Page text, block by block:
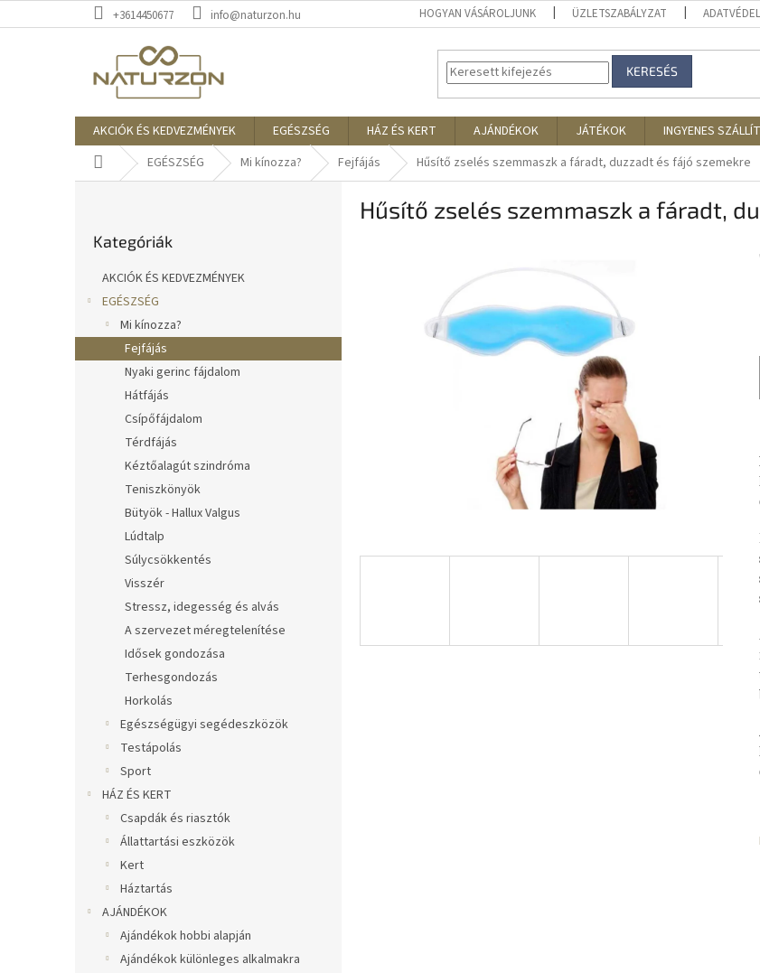
a
+3614450677 info@naturzon.hu HOGYAN VÁSÁROLJUNK ÜZLETSZABÁLYZAT
KERESÉS
AKCIÓK ÉS KEDVEZMÉNYEK EGÉSZSÉG HÁZ ÉS KERT AJÁNDÉKOK JÁTÉKOK INGYENES
KezdőlapEGÉSZSÉG Mi kínozza? Fejfájás Hűsítő zselés szemmaszk a fáradt, duzzadt és fájó szemekre
átugrása
Kategóriák
AKCIÓK ÉS KEDVEZMÉNYEK
EGÉSZSÉG
Mi kínozza?
Fejfájás
Nyaki gerinc fájdalom
Hátfájás
Csípőfájdalom
Térdfájás
Kéztőalagút szindróma
Teniszkönyök
Bütyök - Hallux Valgus
Lúdtalp
Súlycsökkentés
Visszér
Stressz, idegesség és alvás
A szervezet méregtelenítése
Idősek gondozása
Terhesgondozás
Horkolás
Egészségügyi segédeszközök
Testápolás
Sport
HÁZ ÉS KERT
Csapdák és riasztók
Állattartási eszközök
Kert
Háztartás
AJÁNDÉKOK
Ajándékok hobbi alapján
Ajándékok különleges alkalmakra
Hűsítő zselés szemmaszk a fáradt,